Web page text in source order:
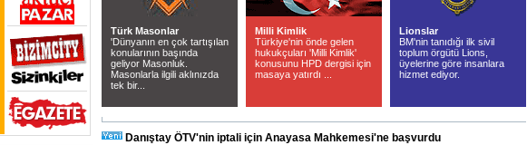
Türk Masonlar
'Dünyanın en çok tartışılan
konularının başında
geliyor Masonluk.
Masonlarla ilgili aklınızda
tek bir...
Milli Kimlik
Türkiye'nin önde gelen
hukukçuları 'Milli Kimlik'
konusunu HPD dergisi için
masaya yatırdı ...
Lionslar
BM'nin tanıdığı ilk sivil
toplum örgütü Lions,
üyelerine göre insanlara
hizmet ediyor.
Danıştay ÖTV'nin iptali için Anayasa Mahkemesi'ne başvurdu